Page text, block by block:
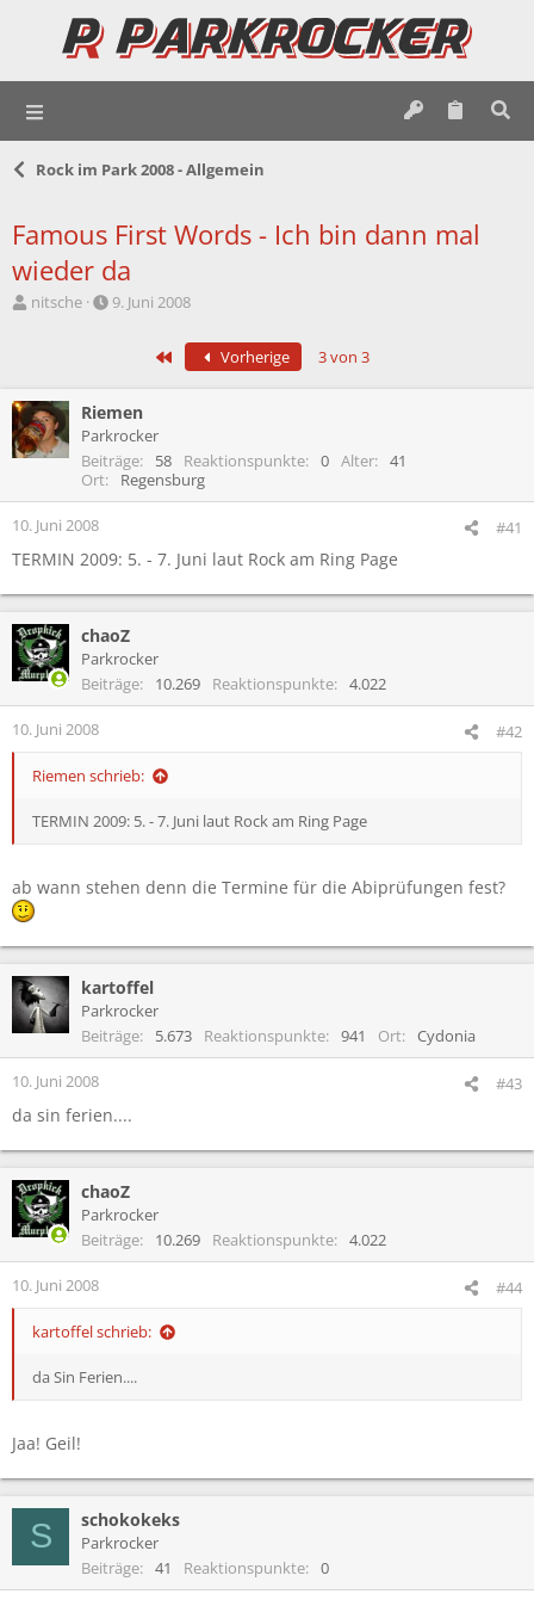
Rock im Park 2008 - Allgemein
Famous First Words - Ich bin dann mal
wieder da
E
l
l
e
nitsche
E
l
l
a
9. Juni 2008
Erste Vorherige 3 von 3
Riemen
Parkrocker
Beiträge
58 Reaktionspunkte 0 Alter
41
Ort
Regensburg
10. Juni 2008 #41
TERMIN 2009: 5. - 7. Juni laut Rock am Ring Page
chaoZ
Parkrocker
Beiträge
10.269 Reaktionspunkte 4.022
10. Juni 2008 #42
Riemen schrieb:
TERMIN 2009: 5. - 7. Juni laut Rock am Ring Page
ab wann stehen denn die Termine für die Abiprüfungen fest?
kartoffel
Parkrocker
Beiträge
5.673 Reaktionspunkte 941 Ort Cydonia
10. Juni 2008 #43
da sin ferien....
chaoZ
Parkrocker
Beiträge
10.269 Reaktionspunkte 4.022
10. Juni 2008 #44
kartoffel schrieb:
da Sin Ferien....
Jaa! Geil!
S schokokeks
Parkrocker
Beiträge
41 Reaktionspunkte 0